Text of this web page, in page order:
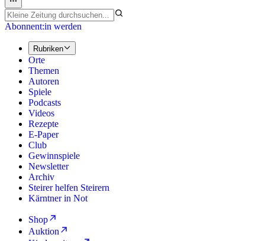
Abonnent:in werden
Rubriken
Orte
Themen
Autoren
Spiele
Podcasts
Videos
Rezepte
E-Paper
Club
Gewinnspiele
Newsletter
Archiv
Steirer helfen Steirern
Kärntner in Not
Shop
Auktion